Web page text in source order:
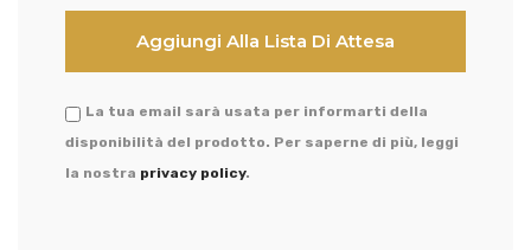
La tua email sarà usata per informarti della
disponibilità del prodotto. Per saperne di più, leggi
la nostra privacy policy.